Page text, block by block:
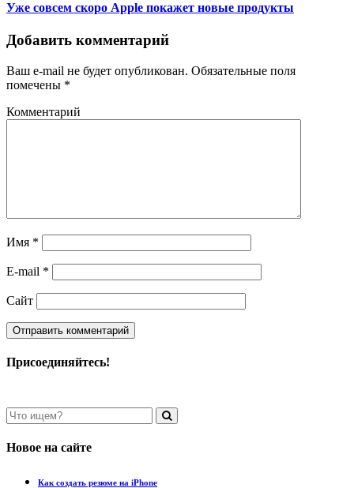
Уже совсем скоро Apple покажет новые продукты
Добавить комментарий
Ваш e-mail не будет опубликован. Обязательные поля
помечены *
Комментарий
Имя *
E-mail *
Сайт
Присоединяйтесь!
Новое на сайте
Как создать резюме на iPhone